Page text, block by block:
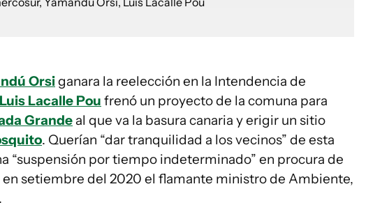
Orsiganara la reelección en la Intendencia de
Luis Lacalle Pou frenó un proyecto de la comuna para
Grande al que va la basura canaria y erigir un sitio
. Querían “dar tranquilidad a los vecinos” de esta
“suspensión por tiempo indeterminado” en procura de
en setiembre del 2020 el flamante ministro de Ambiente,